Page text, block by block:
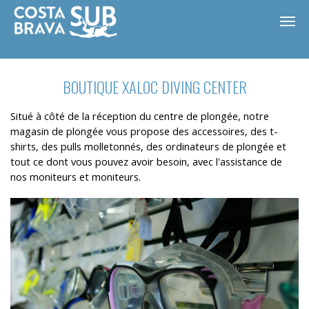
ES CA EN FR
BOUTIQUE XALOC DIVING CENTER
Situé à côté de la réception du centre de plongée, notre
magasin de plongée vous propose des accessoires, des t-
shirts, des pulls molletonnés, des ordinateurs de plongée et
tout ce dont vous pouvez avoir besoin, avec l'assistance de
nos moniteurs et moniteurs.
Modifier les cookies